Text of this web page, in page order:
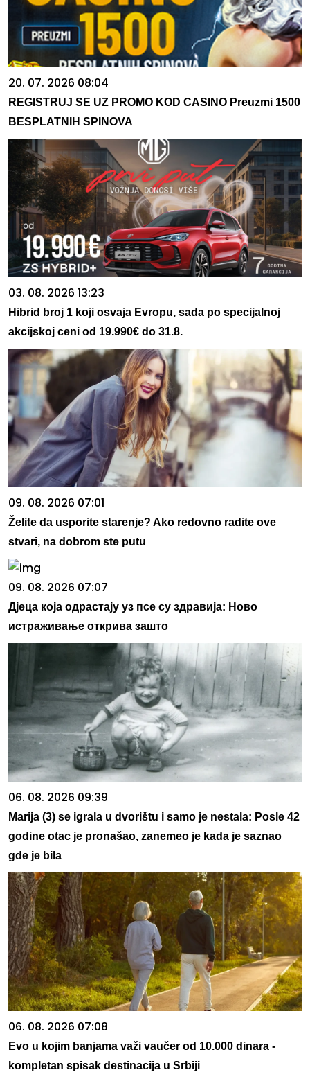
20. 07. 2026 08:04
REGISTRUJ SE UZ PROMO KOD CASINO Preuzmi 1500
BESPLATNIH SPINOVA
03. 08. 2026 13:23
Hibrid broj 1 koji osvaja Evropu, sada po specijalnoj
akcijskoj ceni od 19.990€ do 31.8.
09. 08. 2026 07:01
Želite da usporite starenje? Ako redovno radite ove
stvari, na dobrom ste putu
09. 08. 2026 07:07
Дјеца која одрастају уз псе су здравија: Ново
истраживање открива зашто
06. 08. 2026 09:39
Marija (3) se igrala u dvorištu i samo je nestala: Posle 42
godine otac je pronašao, zanemeo je kada je saznao
gde je bila
06. 08. 2026 07:08
Evo u kojim banjama važi vaučer od 10.000 dinara -
kompletan spisak destinacija u Srbiji